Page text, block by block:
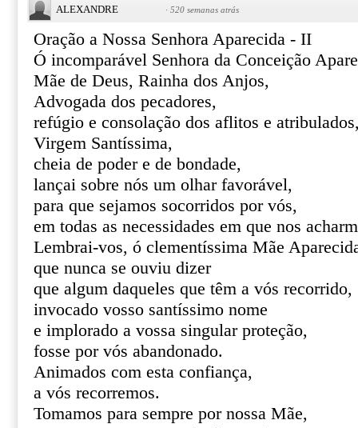
ALEXANDRE · 520 semanas atrás
Oração a Nossa Senhora Aparecida - II
Ó incomparável Senhora da Conceição
Mãe de Deus, Rainha dos Anjos,
Advogada dos pecadores,
refúgio e consolação dos aflitos e
Virgem Santíssima,
cheia de poder e de bondade,
lançai sobre nós um olhar favorável,
para que sejamos socorridos por vós,
em todas as necessidades em que nos
Lembrai-vos, ó clementíssima Mãe
que nunca se ouviu dizer
que algum daqueles que têm a vós recorrido,
invocado vosso santíssimo nome
e implorado a vossa singular proteção,
fosse por vós abandonado.
Animados com esta confiança,
a vós recorremos.
Tomamos para sempre por nossa Mãe,